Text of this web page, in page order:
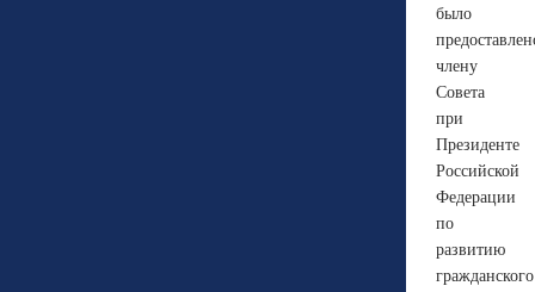
было
члену
Совета
при
Президенте
Российской
Федерации
по
развитию
гражданского